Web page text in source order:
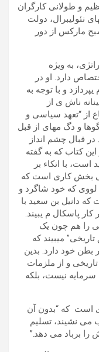
و طولانی کارگران
نئوليبرال، دولت
مارکس از دور
به ويژه
دارد. او در
و با توجه به
ناش ی از
از “تعھد سياسی و
و دگ مھای از قبل
قبال چشم انداز
اين کتاب که به گفته
با اتکاء بر
بخش کاری است که
که خود شاگرد و
که دانيل بن سعيد با
پاسکال م یبيند.
را ھم چون يک
میبيند که
بطن خود دارد. بدين
و از ملزمات
سرمايه نيست، بلکه
است که “بدون آن
می نشيند، تسليم
را برباد می دھد.”